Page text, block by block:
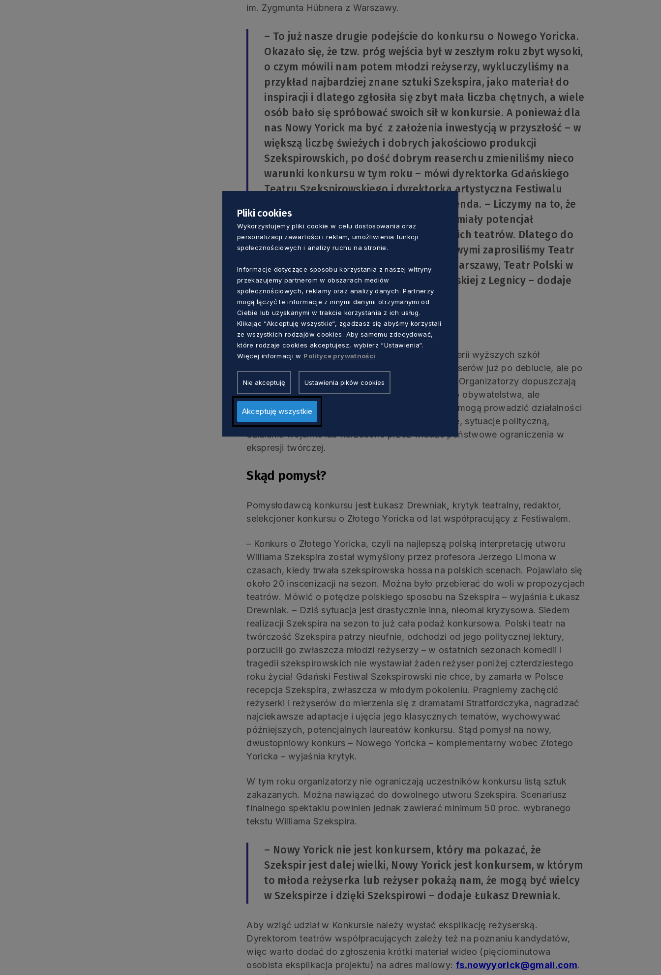
im. Zygmunta Hübnera z Warszawy.
– To już nasze drugie podejście do konkursu o Nowego Yoricka.
Okazało się, że tzw. próg wejścia był w zeszłym roku zbyt wysoki,
o czym mówili nam potem młodzi reżyserzy, wykluczyliśmy na
przykład najbardziej znane sztuki Szekspira, jako materiał do
inspiracji i dlatego zgłosiła się zbyt mała liczba chętnych, a wiele
osób bało się spróbować swoich sił w konkursie. A ponieważ dla
nas Nowy Yorick ma być z założenia inwestycją w przyszłość – w
większą liczbę świeżych i dobrych jakościowo produkcji
Szekspirowskich, po dość dobrym reaserchu zmieniliśmy nieco
warunki konkursu w tym roku – mówi dyrektorka Gdańskiego
Teatru Szekspirowskiego i dyrektorka artystyczna Festiwalu
Szekspirowskiego w Gdańsku Agata Grenda. – Liczymy na to, że
powstaną szkice spektakli, które będą miały potencjał
zaistnienia w stałym repertuarze polskich teatrów. Dlatego do
współpracy nad realizacjami konkursowymi zaprosiliśmy Teatr
Powszechny im. Zygmunta Hübnera z Warszawy, Teatr Polski w
Poznaniu i Teatr im. Heleny Modrzejewskiej z Legnicy – dodaje
Agata Grenda.
Dla kogo nagroda?
Nowy Yorick jest skierowany do studentów reżyserii wyższych szkół
teatralnych i filmowych w Polsce, a także do reżyserów już po debiucie, ale po
maksymalnie trzech profesjonalnych realizacjach. Organizatorzy dopuszczają
do konkursu twórców nieposiadających polskiego obywatelstwa, ale
mieszkających i tworzących w Polsce, którzy nie mogą prowadzić działalności
twórczej w kraju pochodzenia z uwagi na represje, sytuacje polityczną,
działania wojenne lub narzucone przez władze państwowe ograniczenia w
ekspresji twórczej.
Skąd pomysł?
Pomysłodawcą konkursu jest Łukasz Drewniak
krytyk teatralny, redaktor,
selekcjoner konkursu o Złotego Yoricka od lat współpracujący z Festiwalem.
– Konkurs o Złotego Yoricka, czyli na najlepszą polską interpretację utworu
Williama Szekspira został wymyślony przez profesora Jerzego Limona w
czasach, kiedy trwała szekspirowska hossa na polskich scenach. Pojawiało się
około 20 inscenizacji na sezon. Można było przebierać do woli w propozycjach
teatrów. Mówić o potędze polskiego sposobu na Szekspira – wyjaśnia Łukasz
Drewniak. – Dziś sytuacja jest drastycznie inna, nieomal kryzysowa. Siedem
realizacji Szekspira na sezon to już cała podaż konkursowa. Polski teatr na
twórczość Szekspira patrzy nieufnie, odchodzi od jego politycznej lektury,
porzucili go zwłaszcza młodzi reżyserzy – w ostatnich sezonach komedii i
tragedii szekspirowskich nie wystawiał żaden reżyser poniżej czterdziestego
roku życia! Gdański Festiwal Szekspirowski nie chce, by zamarła w Polsce
recepcja Szekspira, zwłaszcza w młodym pokoleniu. Pragniemy zachęcić
reżyserki i reżyserów do mierzenia się z dramatami Stratfordczyka, nagradzać
najciekawsze adaptacje i ujęcia jego klasycznych tematów, wychowywać
późniejszych, potencjalnych laureatów konkursu. Stąd pomysł na nowy,
dwustopniowy konkurs – Nowego Yoricka – komplementarny wobec Złotego
Yoricka – wyjaśnia krytyk.
W tym roku organizatorzy nie ograniczają uczestników konkursu listą sztuk
zakazanych. Można nawiązać do dowolnego utworu Szekspira. Scenariusz
finalnego spektaklu powinien jednak zawierać minimum 50 proc. wybranego
tekstu Williama Szekspira.
– Nowy Yorick nie jest konkursem, który ma pokazać, że
Szekspir jest dalej wielki, Nowy Yorick jest konkursem, w którym
to młoda reżyserka lub reżyser pokażą nam, że mogą być wielcy
w Szekspirze i dzięki Szekspirowi – dodaje Łukasz Drewniak.
Aby wziąć udział w Konkursie należy wysłać eksplikację reżyserską.
Dyrektorom teatrów współpracujących zależy też na poznaniu kandydatów,
więc warto dodać do zgłoszenia krótki materiał wideo (pięciominutowa
osobista eksplikacja projektu) na adres mailowy: fs.nowyyorick@gmail.com.
Pliki cookies
Wykorzystujemy pliki cookie w celu dostosowania oraz
personalizacji zawartości i reklam, umożliwienia funkcji
społecznościowych i analizy ruchu na stronie.
Informacje dotyczące sposobu korzystania z naszej witryny
przekazujemy partnerom w obszarach mediów
społecznościowych, reklamy oraz analizy danych. Partnerzy
mogą łączyć te informacje z innymi danymi otrzymanymi od
Ciebie lub uzyskanymi w trakcie korzystania z ich usług.
Klikając “Akceptuję wszystkie“, zgadzasz się abyśmy korzystali
ze wszystkich rodzajów cookies. Aby samemu zdecydować,
które rodzaje cookies akceptujesz, wybierz “Ustawienia“.
Więcej informacji w Polityce prywatności
Nie akceptuję Ustawienia pików cookies
Akceptuję wszystkie